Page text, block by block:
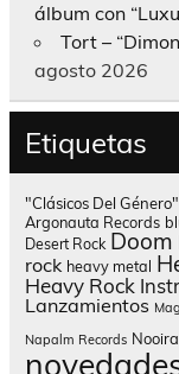
álbum con
Tort –
agosto 2026
Etiquetas
"Clásicos Del Género"
Argonauta Records
Desert Rock Doom
rock heavy metal
Heavy Rock
Lanzamientos
Napalm Records